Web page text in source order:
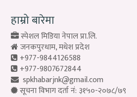
हाम्रो बारेमा
स्पेशल मिडिया नेपाल प्रा.लि.
जनकपुरधाम, मधेश प्रदेश
+977-9844126588
+977-9807672844
spkhabarjnk@gmail.com
सूचना विभाग दर्ता नं: ३१५०-२०७८/७९